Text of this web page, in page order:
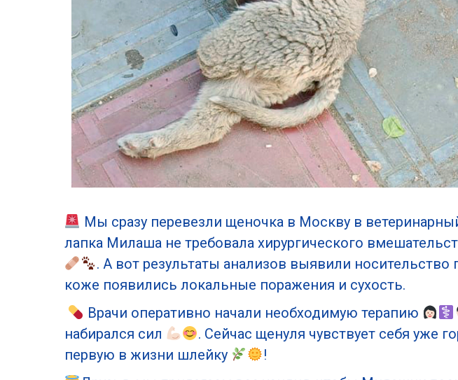
Мы сразу перевезли щеночка в Москву в
лапка Милаша не требовала хирургического
. А вот результаты анализов выявили носительство
коже появились локальные поражения и сухость.
Врачи оперативно начали необходимую терапию
набирался сил
. Сейчас щенуля чувствует себя уже
первую в жизни шлейку
!